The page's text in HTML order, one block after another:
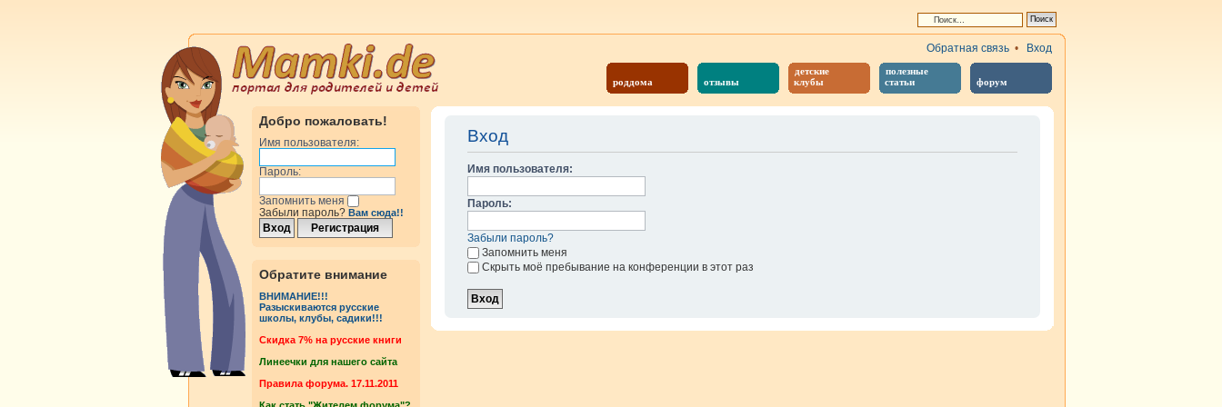
роддома отзывы
детские
клубы
полезные
статьи
форум
Обратная связь • Вход
Добро пожаловать!
Имя пользователя:
Пароль:
Запомнить меня
Забыли пароль? Вам сюда!!
Обратите внимание
ВНИМАНИЕ!!!
Разыскиваются русские
школы, клубы, садики!!!
Cкидка 7% на русские книги
Линеечки для нашего сайта
Правила форума. 17.11.2011
Вход
Имя пользователя:
Пароль:
Забыли пароль?
Запомнить меня
Скрыть моё пребывание на конференции в этот раз